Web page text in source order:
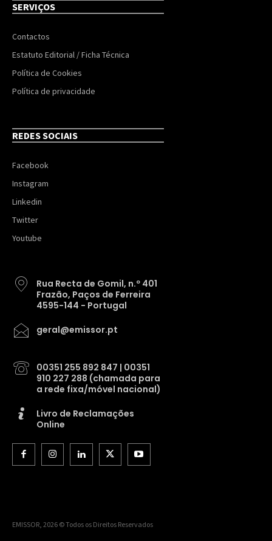
SERVIÇOS
Contactos
Estatuto Editorial / Ficha Técnica
Política de Cookies
Política de privacidade
REDES SOCIAIS
Facebook
Instagram
Linkedin
Twitter
Youtube
Rua Recta de Gomil, n.º 401
Frazão, Paços de Ferreira
4595-144 - Portugal
geral@emissor.pt
00351 255 892 847 | 00351
910 227 288 (chamada para
a rede fixa/móvel nacional)
Livro de Reclamações
Online
EMISSOR, 2026 © Todos os Direitos Reservados